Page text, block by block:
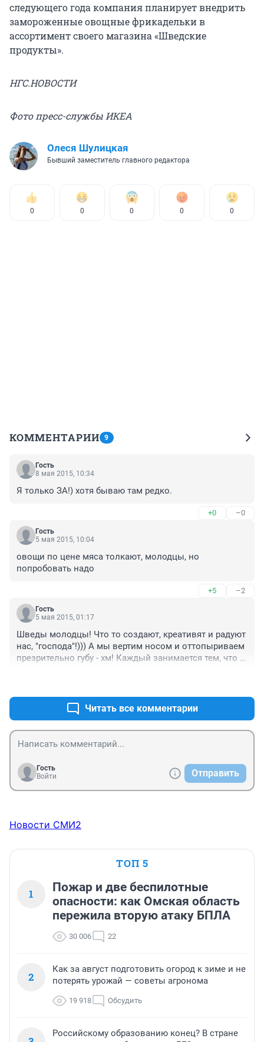
следующего года компания планирует внедрить
замороженные овощные фрикадельки в
ассортимент своего магазина «Шведские
продукты».
НГС.НОВОСТИ
Фото пресс-службы ИКЕА
Олеся Шулицкая
Бывший заместитель главного редактора
0 0 0 0 0
КОММЕНТАРИИ 9
Гость
8 мая 2015, 10:34
Я только ЗА!) хотя бываю там редко.
+0 –0
Гость
5 мая 2015, 10:04
овощи по цене мяса толкают, молодцы, но
попробовать надо
+5 –2
Гость
5 мая 2015, 01:17
Шведы молодцы! Что то создают, креативят и радуют
нас, "господа"!))) А мы вертим носом и оттопыриваем
презрительно губу - хм! Каждый занимается тем, что
Читать все комментарии
Гость
Войти
Отправить
Новости СМИ2
ТОП 5
1
Пожар и две беспилотные
опасности: как Омская область
пережила вторую атаку БПЛА
30 006 22
2
Как за август подготовить огород к зиме и не
потерять урожай — советы агронома
19 918 Обсудить
Российскому образованию конец? В стране